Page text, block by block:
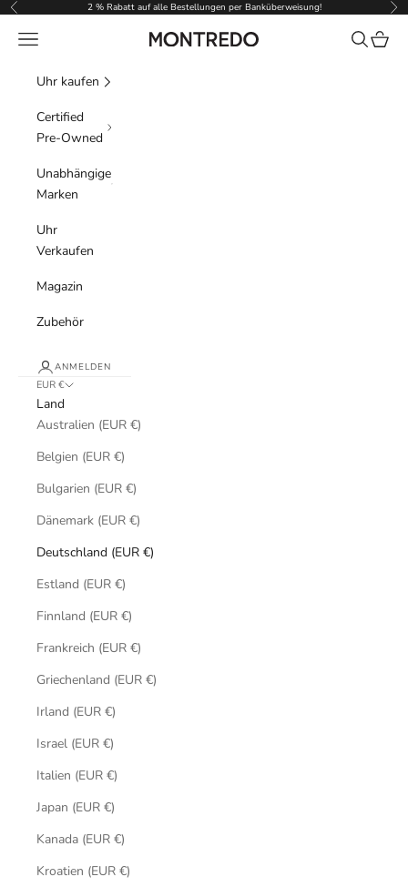
Zum Inhalt springen
Zurück 2 % Rabatt auf alle Bestellungen per Banküberweisung! Vor
Montredo
Menü Suchen
Uhr kaufen
Certified
Pre-Owned
Unabhängige
Marken
Uhr
Verkaufen
Magazin
Zubehör
ANMELDEN
EUR €
Land
Australien (EUR €)
Belgien (EUR €)
Bulgarien (EUR €)
Dänemark (EUR €)
Deutschland (EUR €)
Estland (EUR €)
Finnland (EUR €)
Frankreich (EUR €)
Griechenland (EUR €)
Irland (EUR €)
Israel (EUR €)
Italien (EUR €)
Japan (EUR €)
Kanada (EUR €)
Kroatien (EUR €)